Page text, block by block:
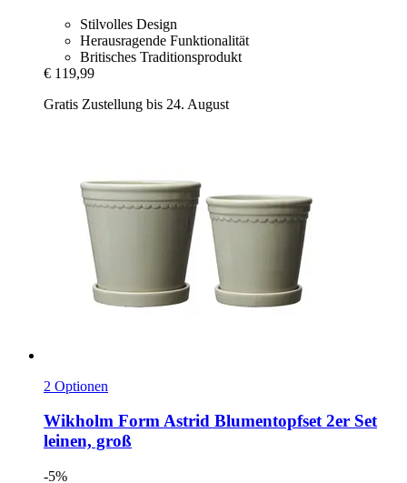
Stilvolles Design
Herausragende Funktionalität
Britisches Traditionsprodukt
€ 119,99
Gratis Zustellung bis 24. August
2 Optionen
Wikholm FormAstrid Blumentopfset 2er Set
leinen, groß
-5%